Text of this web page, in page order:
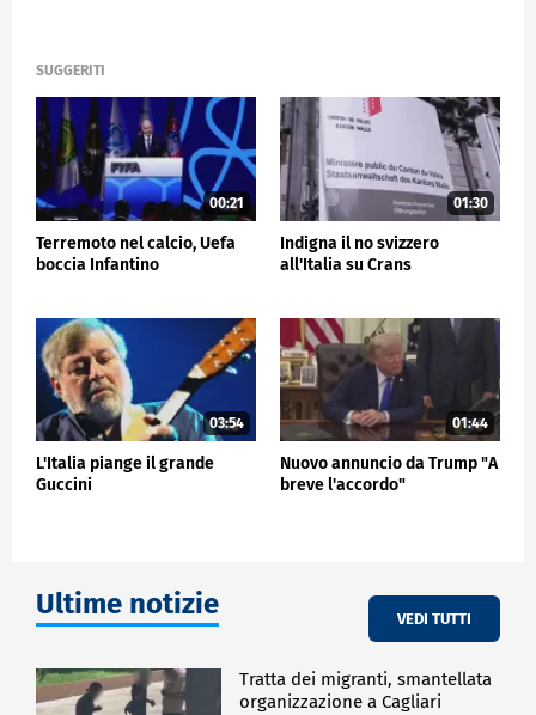
SUGGERITI
00:21
Terremoto nel calcio, Uefa
boccia Infantino
01:30
Indigna il no svizzero
all'Italia su Crans
03:54
L'Italia piange il grande
Guccini
01:44
Nuovo annuncio da Trump "A
breve l'accordo"
Ultime notizie VEDI TUTTI
Tratta dei migranti, smantellata
organizzazione a Cagliari